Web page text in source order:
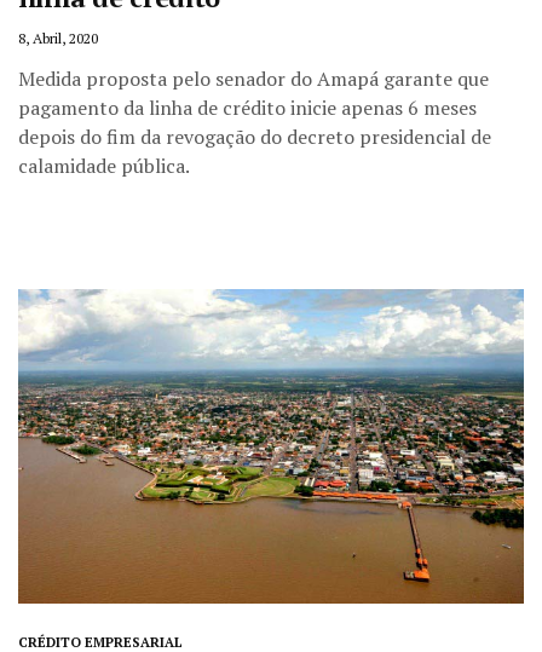
8, Abril, 2020
Medida proposta pelo senador do Amapá garante que
pagamento da linha de crédito inicie apenas 6 meses
depois do fim da revogação do decreto presidencial de
calamidade pública.
CRÉDITO EMPRESARIAL